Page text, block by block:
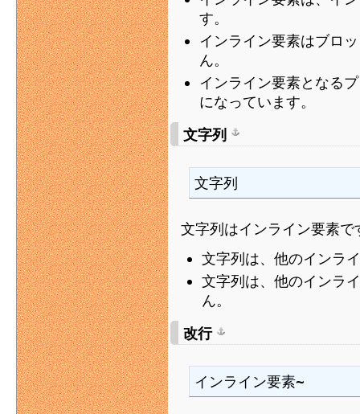
す。
インライン要素はブロ
ん。
インライン要素となる
になっています。
文字列
文字列
文字列はインライン要素で
文字列は、他のインラ
文字列は、他のインラ
ん。
改行
インライン要素~